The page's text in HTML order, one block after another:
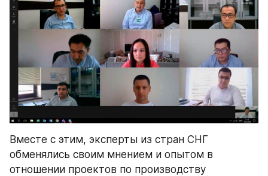
Вместе с этим, эксперты из стран СНГ
обменялись своим мнением и опытом в
отношении проектов по производству